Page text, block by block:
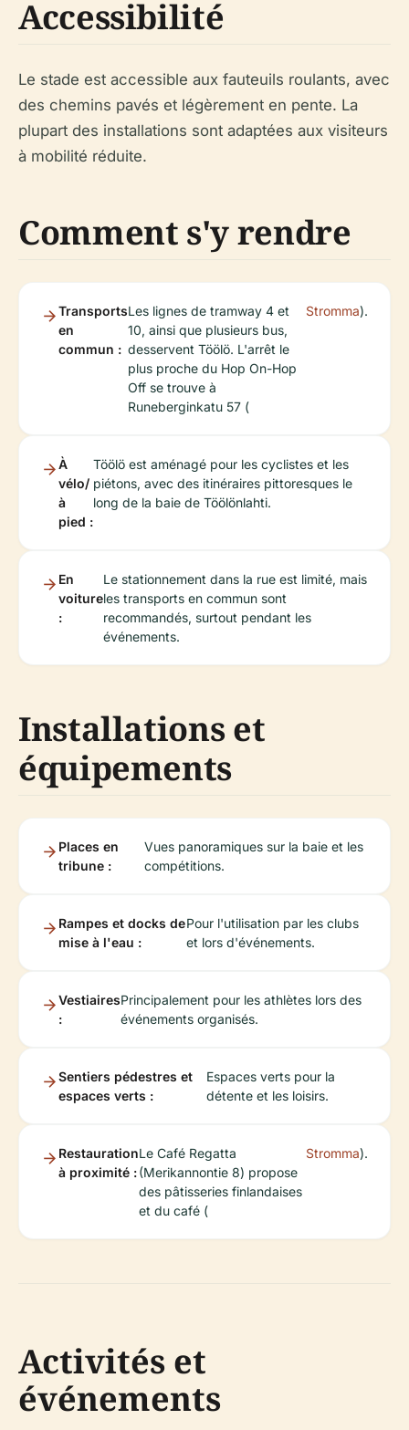
Accessibilité
Le stade est accessible aux fauteuils roulants, avec
des chemins pavés et légèrement en pente. La
plupart des installations sont adaptées aux visiteurs
à mobilité réduite.
Comment s'y rendre
Transports
en
commun :
Les lignes de tramway 4 et
10, ainsi que plusieurs bus,
desservent Töölö. L'arrêt le
plus proche du Hop On-Hop
Off se trouve à
Runeberginkatu 57 (
Stromma).
À
vélo/
à
pied :
Töölö est aménagé pour les cyclistes et les
piétons, avec des itinéraires pittoresques le
long de la baie de Töölönlahti.
En
voiture
:
Le stationnement dans la rue est limité, mais
les transports en commun sont
recommandés, surtout pendant les
événements.
Installations et
équipements
Places en
tribune :
Vues panoramiques sur la baie et les
compétitions.
Rampes et docks de
mise à l'eau :
Pour l'utilisation par les clubs
et lors d'événements.
Vestiaires
:
Principalement pour les athlètes lors des
événements organisés.
Sentiers pédestres et
espaces verts :
Espaces verts pour la
détente et les loisirs.
Restauration
à proximité :
Le Café Regatta
(Merikannontie 8) propose
des pâtisseries finlandaises
et du café (
Stromma).
Activités et
événements